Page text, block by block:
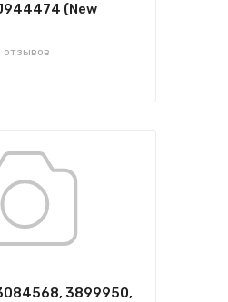
(New
отзывов
3899950,